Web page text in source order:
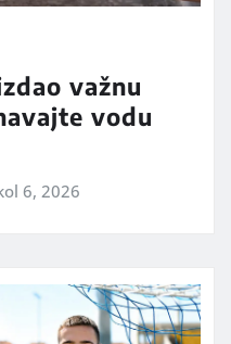
važnu
vodu
6, 2026